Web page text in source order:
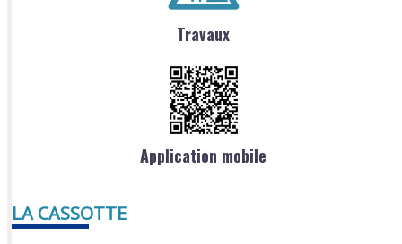
Travaux
Application mobile
LA CASSOTTE